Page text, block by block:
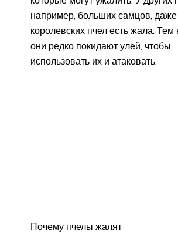
например, больших самцов,
королевских пчел есть жала.
они редко покидают улей, чтобы
использовать их и атаковать.
Почему пчелы жалят